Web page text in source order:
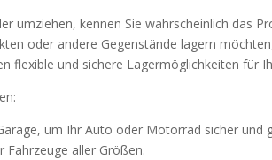
umziehen, kennen Sie wahrscheinlich das
oder andere Gegenstände lagern
flexible und sichere Lagermöglichkeiten für
um Ihr Auto oder Motorrad sicher und
aller Größen.